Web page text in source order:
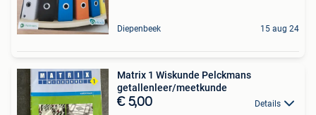
Diepenbeek 15 aug 24
Matrix 1 Wiskunde Pelckmans
getallenleer/meetkunde
€ 5,00 Details